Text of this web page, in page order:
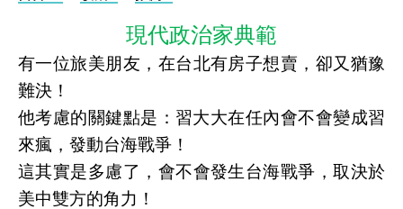
現代政治家典範
有一位旅美朋友 ，在台北有房子想賣，卻又猶豫
難決！
他考慮的關鍵點是：習大大在任內會不會變成習
來瘋， 發動台海戰爭！
這其實是多慮了 ，會不會發生台海戰爭，取決於
美中雙方的角力 ！